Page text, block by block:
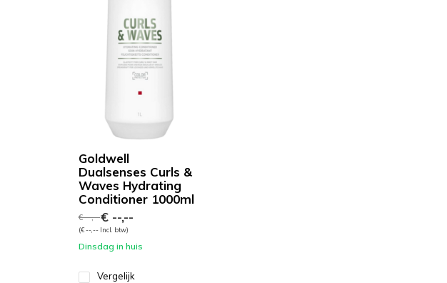
Goldwell
Dualsenses Curls &
Waves Hydrating
Conditioner 1000ml
€ --,--€ --,--
(€ --,-- Incl. btw)
Dinsdag in huis
Vergelijk